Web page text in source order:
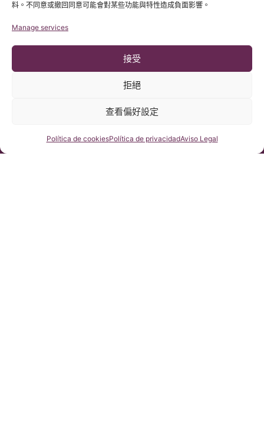
料。不同意或撤回同意可能會對某些功能與特性造成負面影響。
Manage services
接受
拒絕
查看偏好設定
Política de cookiesPolítica de privacidadAviso Legal
本網站內容原文為西班牙語，網站的翻譯內容非官方翻譯，不具法
咨詢我們